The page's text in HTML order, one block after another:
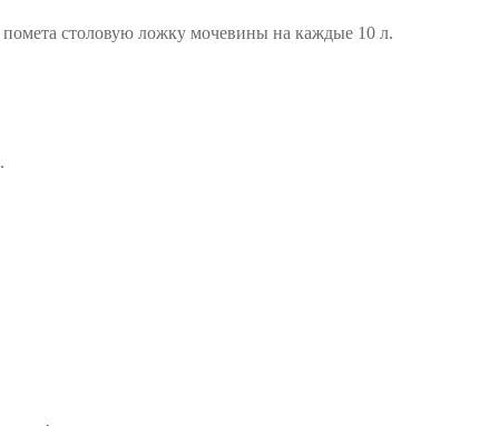
помета столовую ложку мочевины на каждые 10 л.